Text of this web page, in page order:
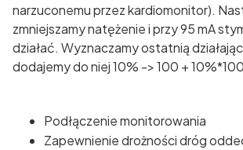
narzuconemu przez kardiomonitor).
zmniejszamy natężenie i przy 95 mA
działać. Wyznaczamy ostatnią
dodajemy do niej 10% -> 100 + 10%*100
Podłączenie monitorowania
Zapewnienie drożności dróg